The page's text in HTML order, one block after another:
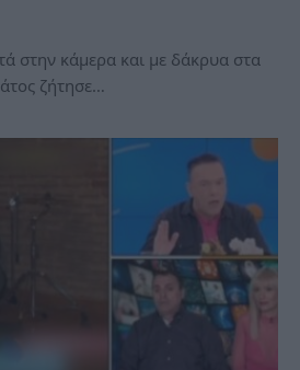
στην κάμερα και με δάκρυα στα
ζήτησε…